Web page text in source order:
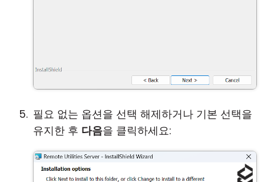
필요 없는 옵션을 선택 해제하거나 기본 선택을
유지한 후 다음을 클릭하세요: